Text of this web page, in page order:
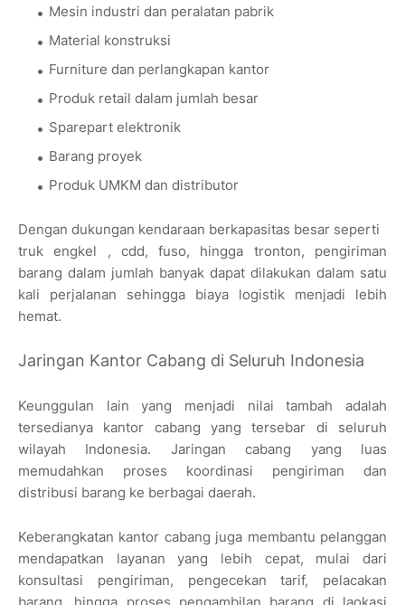
Mesin industri dan peralatan pabrik
Material konstruksi
Furniture dan perlangkapan kantor
Produk retail dalam jumlah besar
Sparepart elektronik
Barang proyek
Produk UMKM dan distributor
Dengan dukungan kendaraan berkapasitas besar seperti
truk engkel , cdd, fuso, hingga tronton, pengiriman
barang dalam jumlah banyak dapat dilakukan dalam satu
kali perjalanan sehingga biaya logistik menjadi lebih
hemat.
Jaringan Kantor Cabang di Seluruh Indonesia
Keunggulan lain yang menjadi nilai tambah adalah
tersedianya kantor cabang yang tersebar di seluruh
wilayah Indonesia. Jaringan cabang yang luas
memudahkan proses koordinasi pengiriman dan
distribusi barang ke berbagai daerah.
Keberangkatan kantor cabang juga membantu pelanggan
mendapatkan layanan yang lebih cepat, mulai dari
konsultasi pengiriman, pengecekan tarif, pelacakan